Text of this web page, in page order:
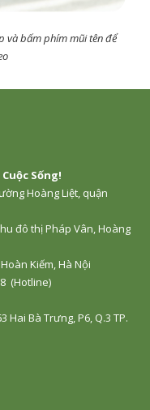
và bấm phím mũi tên để
Sống!
Hoàng Liệt, quận
đô thị Pháp Vân, Hoàng
Kiếm, Hà Nội
(Hotline)
Bà Trưng, P6, Q.3 TP.